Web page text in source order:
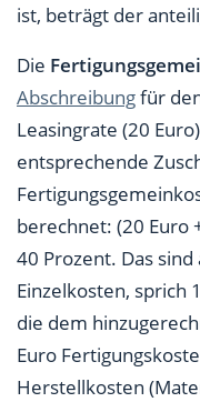
ist, beträgt der
Die
Abschreibungfür
Leasingrate (20
entsprechende
berechnet: (20 Euro
40 Prozent. Das
Einzelkosten, sprich
die dem
Euro
Herstellkosten